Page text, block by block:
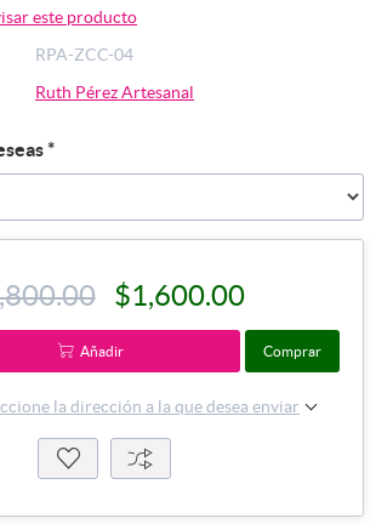
este producto
RPA-ZCC-04
Ruth Pérez Artesanal
*
$1,600.00
Añadir Comprar
la dirección a la que desea enviar